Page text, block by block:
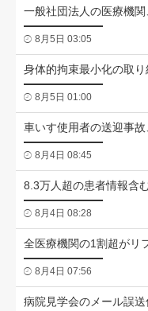
一般社団法人の医療機
8月5日 03:05
身体的拘束最小化の取
8月5日 01:00
車いす使用者の送迎事
8月4日 08:45
8.3万人超の患者情報含
8月4日 08:28
全医療機関の1割超がリ
8月4日 07:56
病院見学会のメール誤